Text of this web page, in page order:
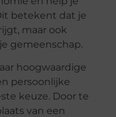
betekent dat je
maar ook
gemeenschap.
hoogwaardige
persoonlijke
keuze. Door te
van een